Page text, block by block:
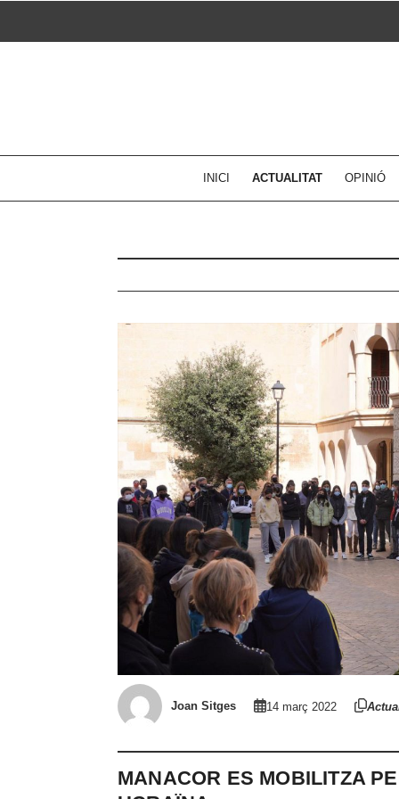
INICI ACTUALITAT OPINIÓ
Joan Sitges 14 març 2022
MANACOR ES MOBILITZA